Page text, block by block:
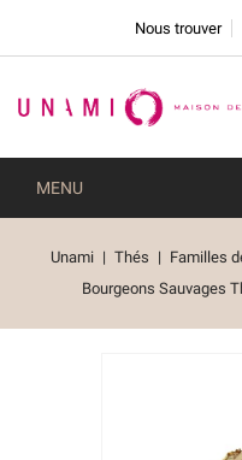
Nous trouver
MENU
Unami Thés Familles
Bourgeons Sauvages